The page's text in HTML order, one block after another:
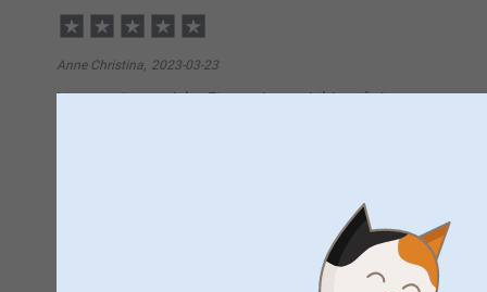
Anne Christina, 2023-03-23
Liten o nätt produkt. Fin med egna bilder på den.
Vacker och användbar produkt med fin design.
1